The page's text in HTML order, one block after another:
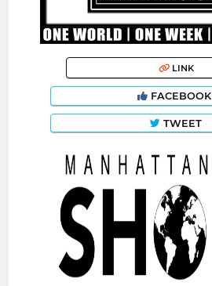
LINK
FACEBOOK
TWEET